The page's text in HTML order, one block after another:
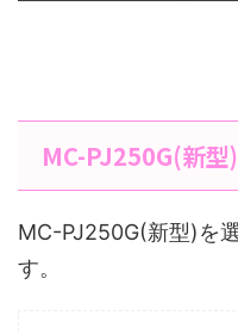
MC-PJ250G(新
MC-PJ250G(新型)を
す。